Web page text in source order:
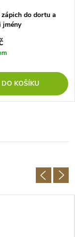
do dortu a
jmény
DO KOŠÍKU